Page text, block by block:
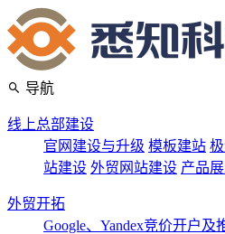
导航
线上总部建设
官网建设与升级 模板建站
站建设 外贸网站建设 产品
外贸开拓
Google、Yandex竞价开户及